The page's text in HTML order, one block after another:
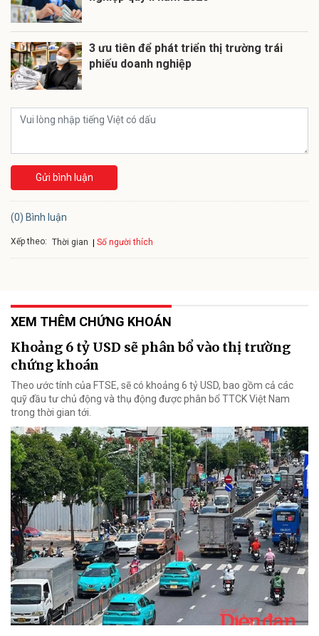
3 ưu tiên để phát triển thị trường trái
phiếu doanh nghiệp
Gửi bình luận
(0) Bình luận
Xếp theo: Thời gian Số người thích
XEM THÊM CHỨNG KHOÁN
Khoảng 6 tỷ USD sẽ phân bổ vào thị trường
chứng khoán
Theo ước tính của FTSE, sẽ có khoảng 6 tỷ USD, bao gồm cả các
quỹ đầu tư chủ động và thụ động được phân bổ TTCK Việt Nam
trong thời gian tới.